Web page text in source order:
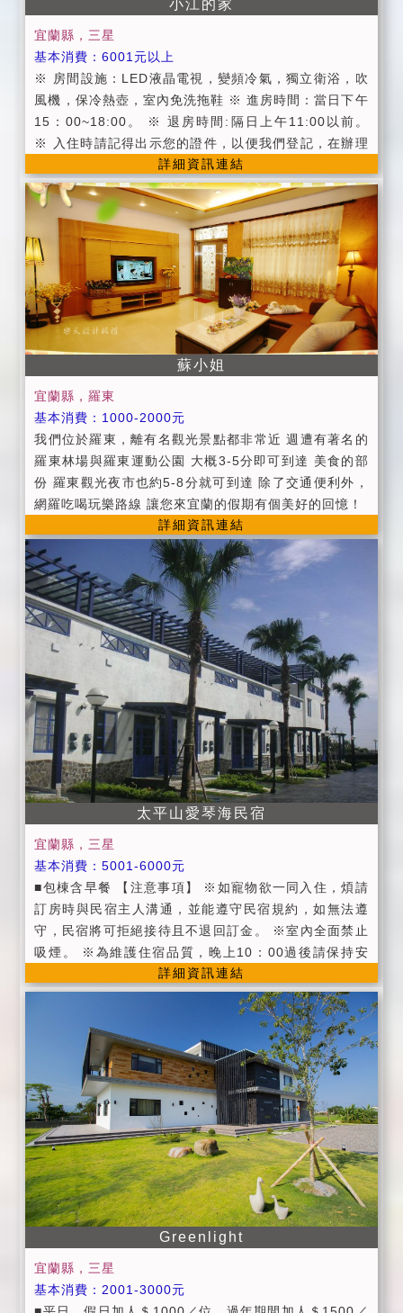
小江的家
宜蘭縣，三星
基本消費：6001元以上
※ 房間設施：LED液晶電視，變頻冷氣，獨立衛浴，吹
風機，保冷熱壺，室內免洗拖鞋 ※ 進房時間：當日下午
15：00~18:00。 ※ 退房時間:隔日上午11:00以前。
※ 入住時請記得出示您的證件，以便我們登記，在辦理
登記的同時，也請您將住宿費一併繳交。 ※ 為維護住宿
環境，室內請勿吸煙、攜帶寵物。 ※ 為維護住宿安寧，
請每位遊客保持輕聲細語，相互尊重住宿空間上的安
寧。 ※ 個人貴重物品、請自行妥善保管、如有遺失，恕
不負責，敬請見諒。 《貼心叮嚀》 (1)提供戲水池設
施，請家長留意自家孩童的安全，勿讓孩童獨自前往。
(2)請勿在房間內飲食，用餐請至一樓用餐區。 (3)洗澡
時請小心調整水溫。 (4)為了孩童安全，請勿讓孩童在樓
梯上及客廳奔跑。 (5)為了您財物安全，貴重物品請您隨
身攜帶。 (6)鄉下地方蚊蟲多，請多包涵。 (7)退房時，
麻煩請將鑰匙與遙控器交還至櫃檯。 (8)全面禁菸，請勿
在公共場所與房間內抽菸。 (9)如在設備上有需要調整，
請洽櫃檯詢問，勿自行調整，自行調整如有損壞，須負
賠償責任。 (10)提供烤肉場地，酌收清潔費800元 (11)
提供烤肉用具與代訂食材服務 (12)提供免費網路(位於客
廳)。 (13)提供免費早餐(為中西式合併)，供餐時間為早
上8：20～10：30 請依時間用餐，如有特殊飲食，請提
前告知。 (14)為維護住宿環境，請勿攜帶寵物。 ｛以上
事項請詳細閱覽，並感謝您的配合！｝
詳細資訊連結
蘇小姐
宜蘭縣，羅東
基本消費：1000-2000元
我們位於羅東，離有名觀光景點都非常近 週遭有著名的
羅東林場與羅東運動公園 大概3-5分即可到達 美食的部
份 羅東觀光夜市也約5-8分就可到達 除了交通便利外，
網羅吃喝玩樂路線 讓您來宜蘭的假期有個美好的回憶！
詳細資訊連結
太平山愛琴海民宿
宜蘭縣，三星
基本消費：5001-6000元
■包棟含早餐 【注意事項】 ※如寵物欲一同入住，煩請
訂房時與民宿主人溝通，並能遵守民宿規約，如無法遵
守，民宿將可拒絕接待且不退回訂金。 ※室內全面禁止
吸煙。 ※為維護住宿品質，晚上10：00過後請保持安
靜。 ※包棟旅客可使用餐廳內餐具及冰箱，需使用微波
爐或其他炊煮設備（鍋碗瓢盆）需另收取清潔保證金50
0元，並請自備貴賓您所需的鍋子；請將垃圾分類、物品
洗淨並歸位。 ※周五、周六及連續假日烤肉請於晚上10
點結束；烤肉需另收500元的清潔保證金，並維持場地
整潔，隔天退還。 ※愛琴海12~16人包棟 ■ 二人雅房 x
1、加四人雅房x2、加四人通舖x1、加二人套房x1、 餐
廳、客廳 ■ 客廳備有: 50吋液晶電視、音響、卡拉OK ■
其它設施：專屬停車場、WIFI、第四台、液晶電視、盥
洗用品、冷氣、嬰兒澡盆、烤肉用具、烤箱、電磁爐、
電鍋、微波爐、基礎調味料(油、鹽、糖、醬油)、鍋碗
瓢盆。 平日包棟特惠: 7人以下每人1000元，7人以上每
人加500元 (6歲以下兒童不占床免費) ※蔚藍海岸2~6人
廳、廚房。 ■ 客廳備有：42吋液晶電視、音響、卡拉O
K。 ■ 其它設施：專屬停車場、WIFI、第四台、液晶電
詳細資訊連結
Greenlight
宜蘭縣，三星
基本消費：2001-3000元